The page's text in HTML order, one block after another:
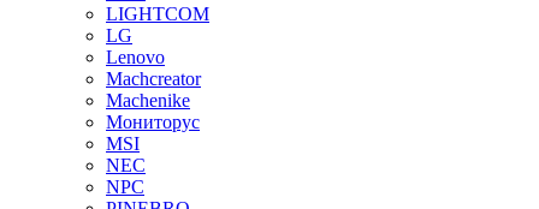
LIGHTCOM
LG
Lenovo
Machcreator
Machenike
Мониторус
MSI
NEC
NPC